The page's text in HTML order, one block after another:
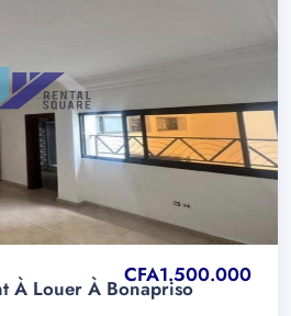
CFA1.500.000
À Louer À Bonapriso